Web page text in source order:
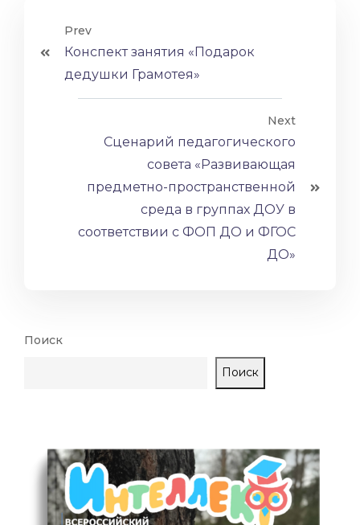
Prev
Конспект занятия «Подарок
дедушки Грамотея»
Next
Сценарий педагогического
совета «Развивающая
предметно-пространственной
среда в группах ДОУ в
соответствии с ФОП ДО и ФГОС
ДО»
Поиск
Поиск